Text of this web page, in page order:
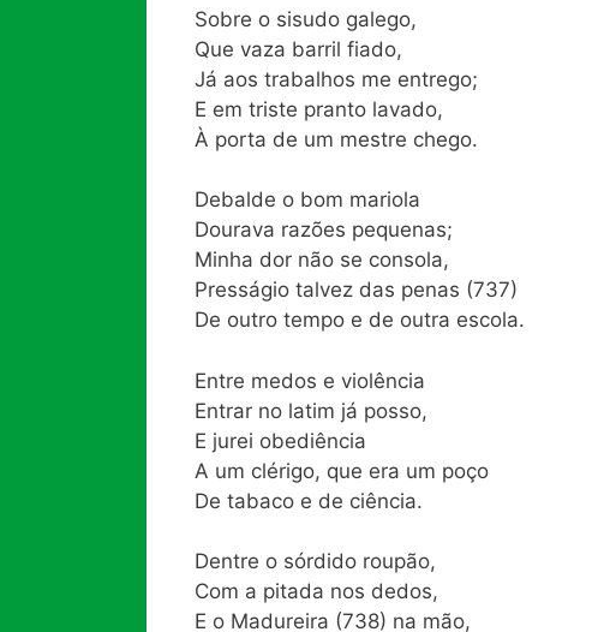
Sobre o sisudo galego,
Que vaza barril fiado,
Já aos trabalhos me entrego;
E em triste pranto lavado,
À porta de um mestre chego.
Debalde o bom mariola
Dourava razões pequenas;
Minha dor não se consola,
Presságio talvez das penas (737)
De outro tempo e de outra escola.
Entre medos e violência
Entrar no latim já posso,
E jurei obediência
A um clérigo, que era um poço
De tabaco e de ciência.
Dentre o sórdido roupão,
Com a pitada nos dedos,
E o Madureira (738) na mão,